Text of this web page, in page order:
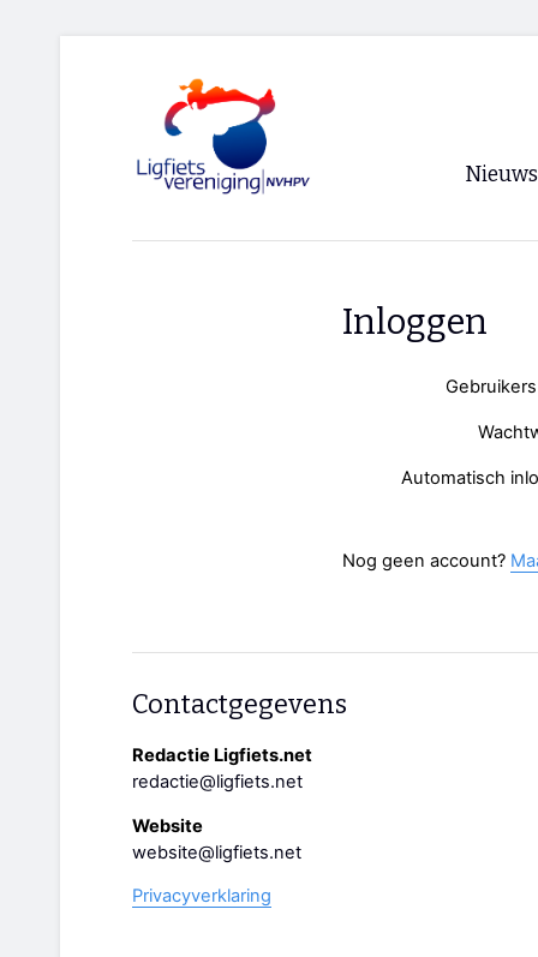
Nieuws
Inloggen
Automatisch
Nog geen account?
Contactgegevens
Redactie Ligfiets.net
redactie@ligfiets.net
Website
website@ligfiets.net
Privacyverklaring